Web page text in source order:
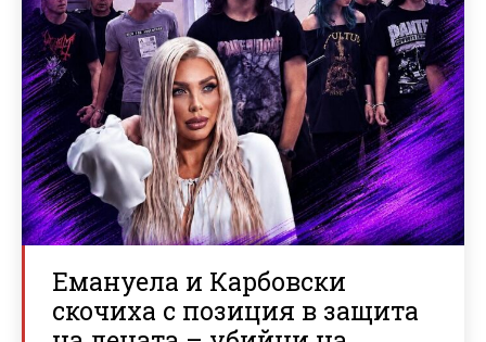
Емануела и Карбовски
скочиха с позиция в защита